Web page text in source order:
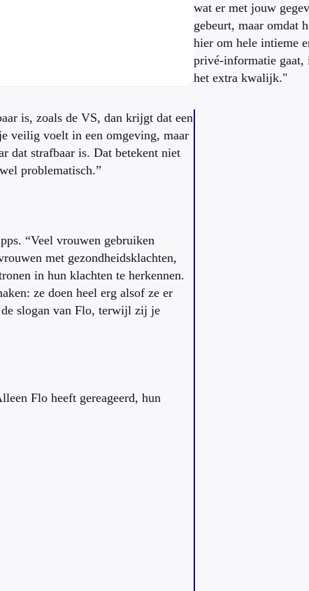
wat er met jouw
gebeurt, maar omdat
hier om hele intieme
privé-informatie gaat,
het extra kwalijk."
is, zoals de VS, dan krijgt dat een
veilig voelt in een omgeving, maar
dat strafbaar is. Dat betekent niet
problematisch.”
“Veel vrouwen gebruiken
met gezondheidsklachten,
in hun klachten te herkennen.
ze doen heel erg alsof ze er
slogan van Flo, terwijl zij je
Flo heeft gereageerd, hun